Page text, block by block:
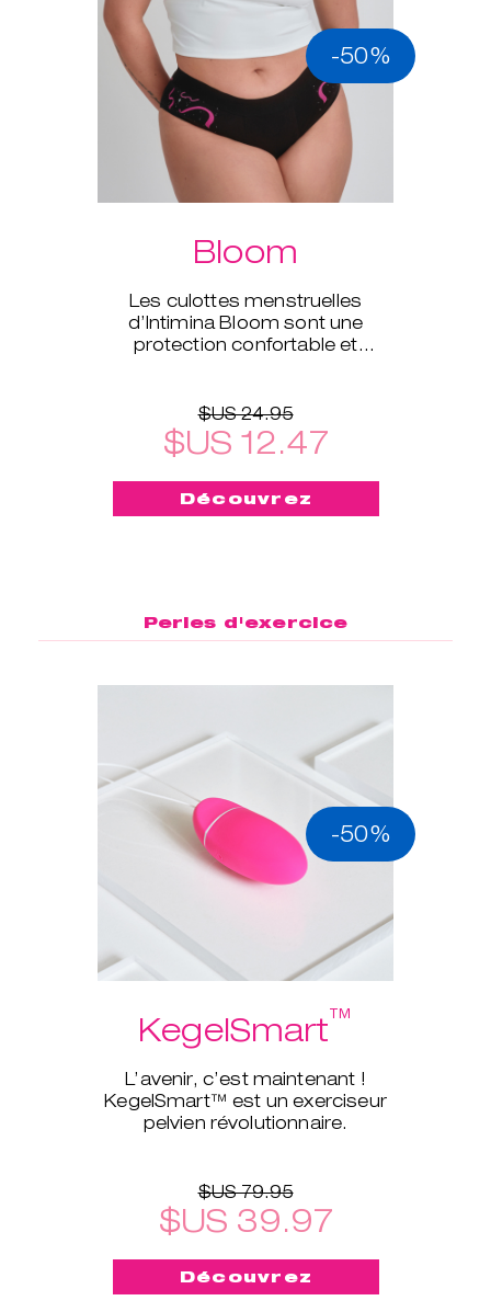
-50%
Bloom
Les culottes menstruelles
d’Intimina Bloom sont une
protection confortable et
$US 24.95
$US 12.47
Découvrez
Perles d'exercice
-50%
KegelSmart™
L’avenir, c’est maintenant !
KegelSmart™ est un exerciseur
pelvien révolutionnaire.
$US 79.95
$US 39.97
Découvrez